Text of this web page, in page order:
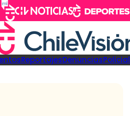
ReportajesDenunciasPolicial